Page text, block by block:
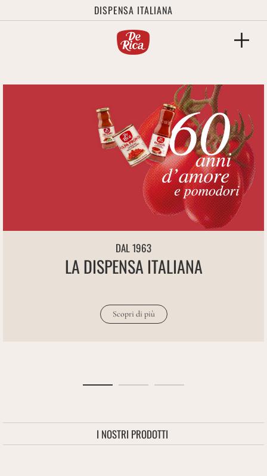
DISPENSA ITALIANA
DAL 1963
LA DISPENSA ITALIANA
Scopri di più
I NOSTRI PRODOTTI